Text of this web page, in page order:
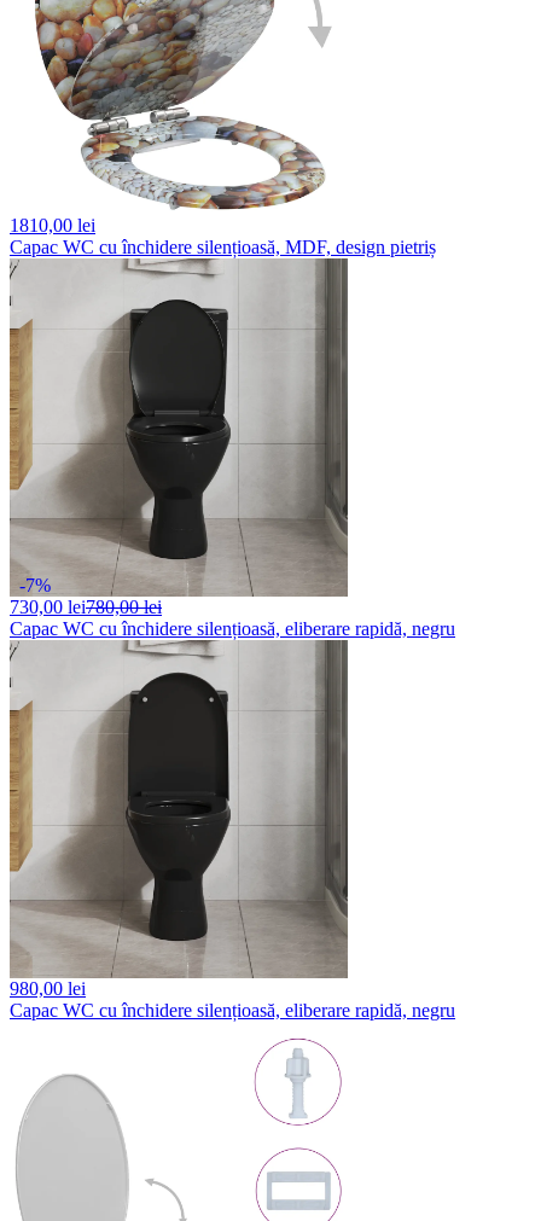
1810,00 lei
Capac WC cu închidere silențioasă, MDF, design pietriș
-7%
730,00 lei780,00 lei
Capac WC cu închidere silențioasă, eliberare rapidă, negru
980,00 lei
Capac WC cu închidere silențioasă, eliberare rapidă, negru